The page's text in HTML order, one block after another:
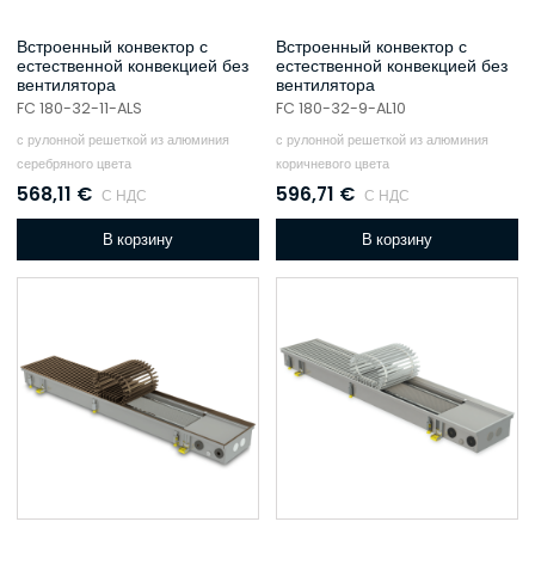
Встроенный конвектор с
естественной конвекцией без
вентилятора
FC 180-32-11-ALS
с рулонной решеткой из алюминия
серебряного цвета
568,11 € С НДС
В корзину
Встроенный конвектор с
естественной конвекцией без
вентилятора
FC 180-32-9-AL10
с рулонной решеткой из алюминия
коричневого цвета
596,71 € С НДС
В корзину